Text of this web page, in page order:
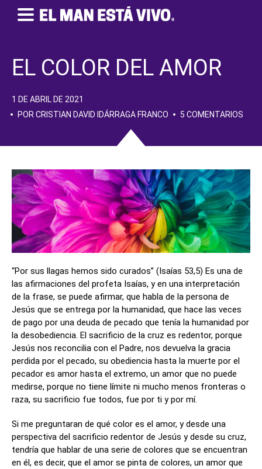
EL COLOR DEL AMOR
1 DE ABRIL DE 2021
POR CRISTIAN DAVID IDÁRRAGA FRANCO
5 COMENTARIOS
“Por sus llagas hemos sido curados” (Isaías 53,5) Es una de
las afirmaciones del profeta Isaías, y en una interpretación
de la frase, se puede afirmar, que habla de la persona de
Jesús que se entrega por la humanidad, que hace las veces
de pago por una deuda de pecado que tenía la humanidad por
la desobediencia. El sacrificio de la cruz es redentor, porque
Jesús nos reconcilia con el Padre, nos devuelva la gracia
perdida por el pecado, su obediencia hasta la muerte por el
pecador es amor hasta el extremo, un amor que no puede
medirse, porque no tiene límite ni mucho menos fronteras o
raza, su sacrificio fue todos, fue por ti y por mí.
Si me preguntaran de qué color es el amor, y desde una
perspectiva del sacrificio redentor de Jesús y desde su cruz,
tendría que hablar de una serie de colores que se encuentran
en él, es decir, que el amor se pinta de colores, un amor que